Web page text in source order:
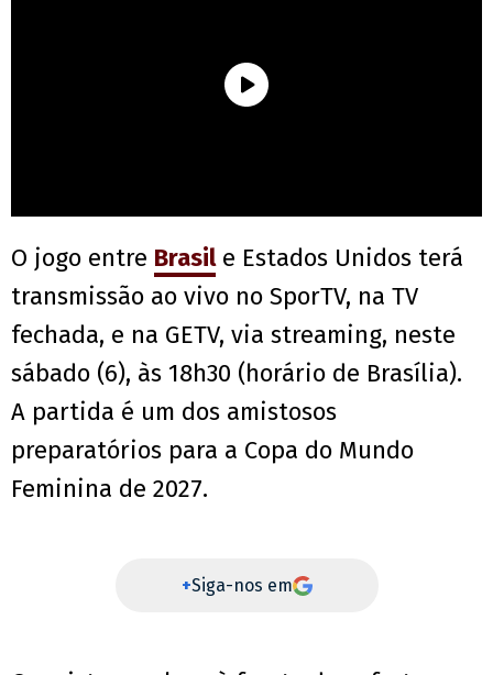
O jogo entre Brasile Estados Unidos terá
transmissão ao vivo no SporTV, na TV
fechada, e na GETV, via streaming, neste
sábado (6), às 18h30 (horário de Brasília).
A partida é um dos amistosos
preparatórios para a Copa do Mundo
Feminina de 2027.
+Siga-nos em